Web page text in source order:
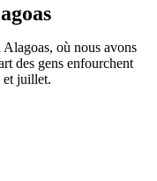
où nous avons
des gens enfourchent
et juillet.